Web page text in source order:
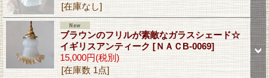
[在庫なし]
ブラウンのフリルが素敵なガラスシェード☆
イギリスアンティーク [ＮＡＣB-0069]
15,000円(税別)
[在庫数 1点]